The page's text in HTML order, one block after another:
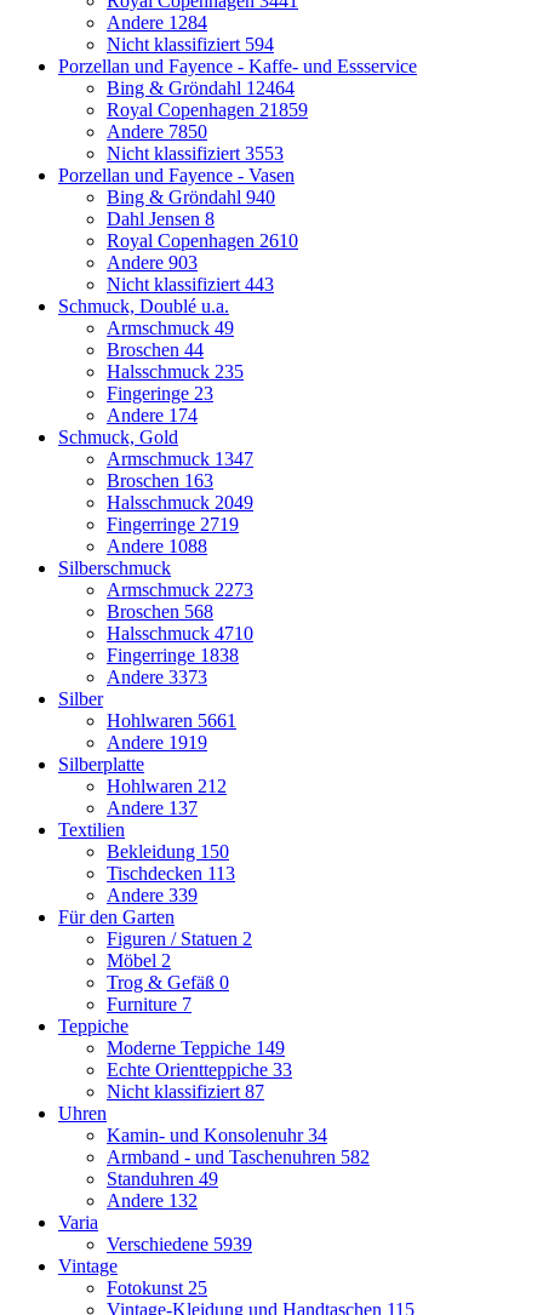
Andere 1284
Nicht klassifiziert 594
Porzellan und Fayence - Kaffe- und Essservice
Bing & Gröndahl 12464
Royal Copenhagen 21859
Andere 7850
Nicht klassifiziert 3553
Porzellan und Fayence - Vasen
Bing & Gröndahl 940
Dahl Jensen 8
Royal Copenhagen 2610
Andere 903
Nicht klassifiziert 443
Schmuck, Doublé u.a.
Armschmuck 49
Broschen 44
Halsschmuck 235
Fingeringe 23
Andere 174
Schmuck, Gold
Armschmuck 1347
Broschen 163
Halsschmuck 2049
Fingerringe 2719
Andere 1088
Silberschmuck
Armschmuck 2273
Broschen 568
Halsschmuck 4710
Fingerringe 1838
Andere 3373
Silber
Hohlwaren 5661
Andere 1919
Silberplatte
Hohlwaren 212
Andere 137
Textilien
Bekleidung 150
Tischdecken 113
Andere 339
Für den Garten
Figuren / Statuen 2
Möbel 2
Trog & Gefäß 0
Furniture 7
Teppiche
Moderne Teppiche 149
Echte Orientteppiche 33
Nicht klassifiziert 87
Uhren
Kamin- und Konsolenuhr34
Armband - und Taschenuhren 582
Standuhren 49
Andere 132
Varia
Verschiedene 5939
Vintage
Fotokunst 25
Vintage-Kleidung und Handtaschen 115